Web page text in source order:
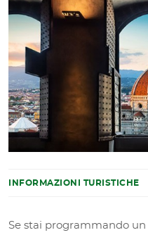
INFORMAZIONI TURISTICHE
Se stai programmando un